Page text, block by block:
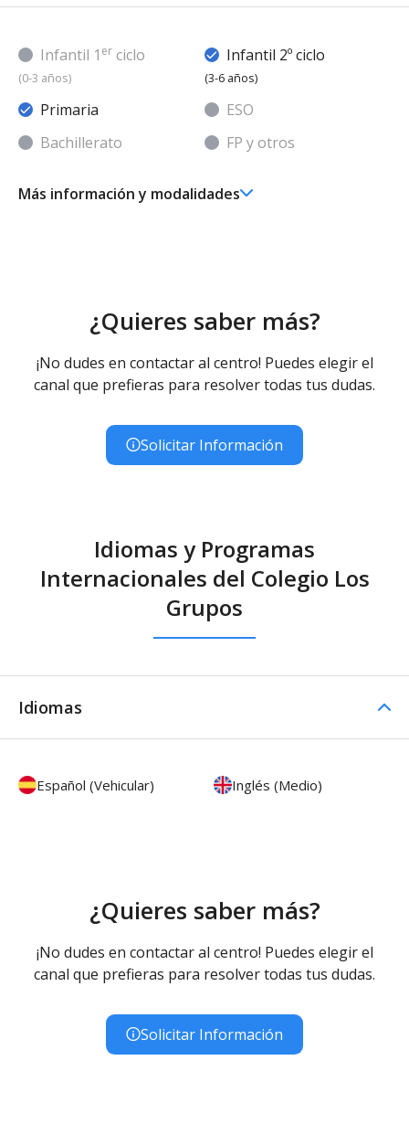
Infantil 1 er ciclo
(0-3 años)
Infantil 2º ciclo
(3-6 años)
Primaria
ESO
Bachillerato
FP y otros
Más información y modalidades
¿Quieres saber más?
¡No dudes en contactar al centro! Puedes elegir el
canal que prefieras para resolver todas tus dudas.
Solicitar Información
Idiomas y Programas
Internacionales del Colegio Los
Grupos
Idiomas
Español (Vehicular) Inglés (Medio)
¿Quieres saber más?
¡No dudes en contactar al centro! Puedes elegir el
canal que prefieras para resolver todas tus dudas.
Solicitar Información